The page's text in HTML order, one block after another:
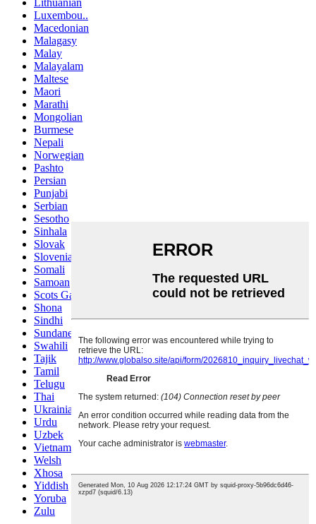
Lithuanian
Luxembou..
Macedonian
Malagasy
Malay
Malayalam
Maltese
Maori
Marathi
Mongolian
Burmese
Nepali
Norwegian
Pashto
Persian
Punjabi
Serbian
Sesotho
Sinhala
Slovak
Slovenian
Somali
Samoan
Scots Gaelic
Shona
Sindhi
Sundanese
Swahili
Tajik
Tamil
Telugu
Thai
Ukrainian
Urdu
Uzbek
Vietnamese
Welsh
Xhosa
Yiddish
Yoruba
Zulu